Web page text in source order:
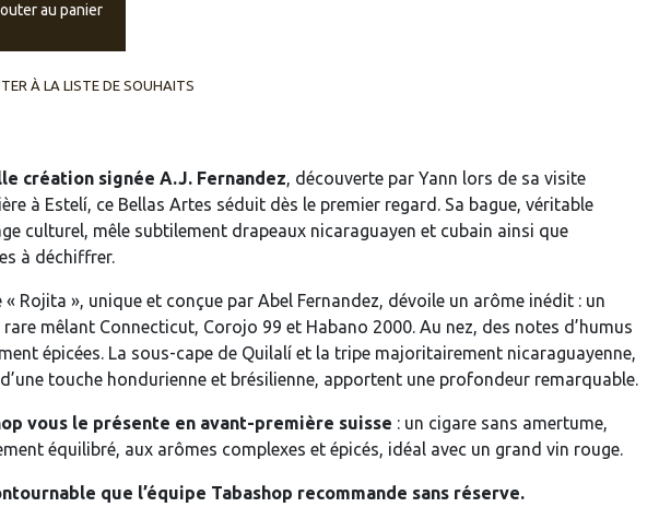
au panier
À LA LISTE DE SOUHAITS
création signée A.J. Fernandez, découverte par Yann lors de sa visite
à Estelí, ce Bellas Artes séduit dès le premier regard. Sa bague, véritable
culturel, mêle subtilement drapeaux nicaraguayen et cubain ainsi que
à déchiffrer.
« Rojita », unique et conçue par Abel Fernandez, dévoile un arôme inédit : un
rare mêlant Connecticut, Corojo 99 et Habano 2000. Au nez, des notes d’humus
épicées. La sous-cape de Quilalí et la tripe majoritairement nicaraguayenne,
d’une touche hondurienne et brésilienne, apportent une profondeur remarquable.
vous le présente en avant-première suisse : un cigare sans amertume,
équilibré, aux arômes complexes et épicés, idéal avec un grand vin rouge.
que l’équipe Tabashop recommande sans réserve.